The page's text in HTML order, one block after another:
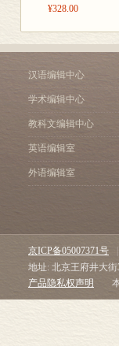
¥328.00
汉语编辑中心
学术编辑中心
教科文编辑中心
英语编辑室
外语编辑室
京ICP备05007371号
地址: 北京王府井大街
产品隐私权声明